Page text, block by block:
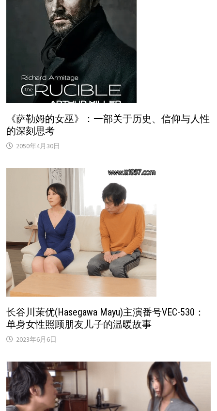
《萨勒姆的女巫》：一部关于历史、信仰与人性
的深刻思考
2050年4月30日
长谷川茉优(Hasegawa Mayu)主演番号VEC-530：
单身女性照顾朋友儿子的温暖故事
2023年6月6日